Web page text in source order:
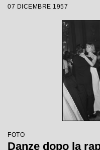
Margherita
stata inaugurata
1958 del Teatro
07 DICEMBRE 1957
FOTO
Danze dopo la